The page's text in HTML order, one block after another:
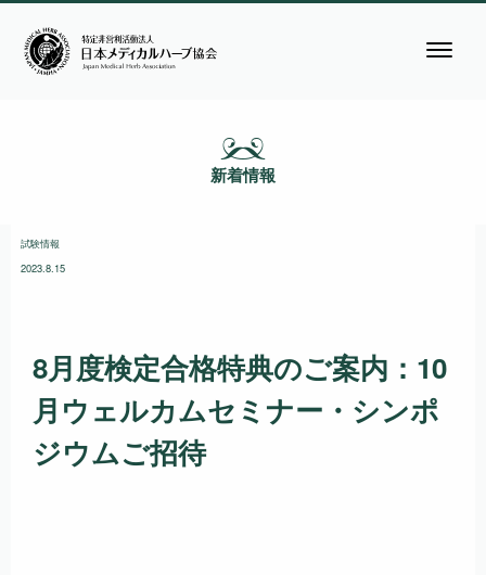
新着情報
試験情報
2023.8.15
8月度検定合格特典のご案内：10
月ウェルカムセミナー・シンポ
ジウムご招待